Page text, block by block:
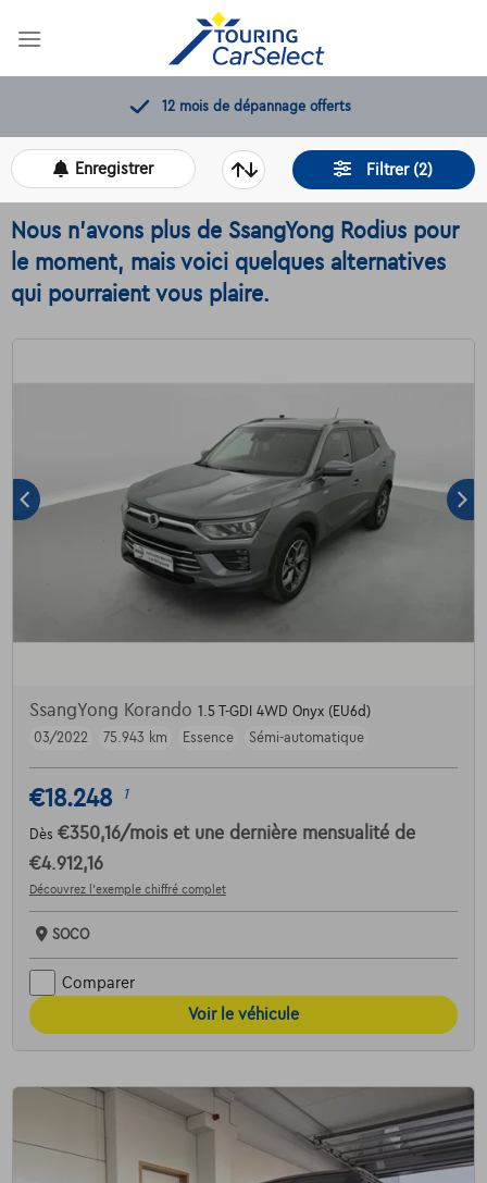
12 mois de dépannage offerts
Filtrer (2)
Enregistrer
Nous n'avons plus de SsangYong Rodius pour
le moment, mais voici quelques alternatives
qui pourraient vous plaire.
SsangYong Korando 1.5 T-GDI 4WD Onyx (EU6d)
03/2022
75.943 km Essence Sémi-automatique
€18.248 1
Dès €350,16/mois et une dernière mensualité de
€4.912,16
Découvrez l’exemple chiffré complet
SOCO
Comparer
Voir le véhicule